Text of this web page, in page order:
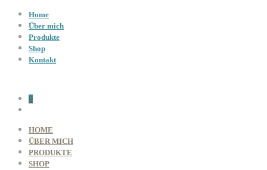
Home
Über mich
Produkte
Shop
Kontakt
0
HOME
ÜBER MICH
PRODUKTE
SHOP